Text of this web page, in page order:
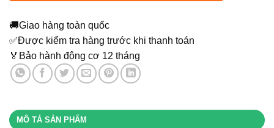
🚚Giao hàng toàn quốc
✅Được kiểm tra hàng trước khi thanh toán
🏅 Bảo hành động cơ 12 tháng
MÔ TẢ SẢN PHẨM